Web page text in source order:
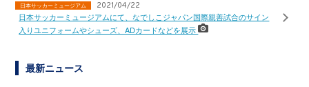
日本サッカーミュージアム 2021/04/22
日本サッカーミュージアムにて、なでしこジャパン国際親善試合のサイン
入りユニフォームやシューズ、ADカードなどを展示
最新ニュース